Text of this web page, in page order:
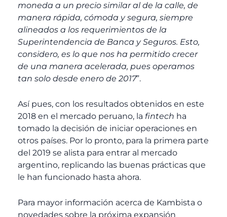
moneda a un precio similar al de la calle, de
manera rápida, cómoda y segura, siempre
alineados a los requerimientos de la
Superintendencia de Banca y Seguros. Esto,
considero, es lo que nos ha permitido crecer
de una manera acelerada, pues operamos
tan solo desde enero de 2017”.
Así pues, con los resultados obtenidos en este
2018 en el mercado peruano, la fintech ha
tomado la decisión de iniciar operaciones en
otros países. Por lo pronto, para la primera parte
del 2019 se alista para entrar al mercado
argentino, replicando las buenas prácticas que
le han funcionado hasta ahora.
Para mayor información acerca de Kambista o
novedades sobre la próxima expansión